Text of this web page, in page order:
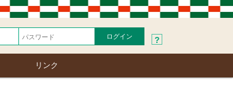
?
リンク